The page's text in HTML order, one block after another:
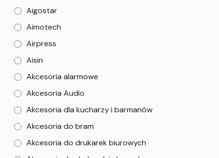
Aigostar
Aimotech
Airpress
Aisin
Akcesoria alarmowe
Akcesoria Audio
Akcesoria dla kucharzy i barmanów
Akcesoria do bram
Akcesoria do drukarek biurowych